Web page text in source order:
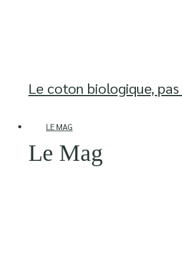
Le coton biologique,
LE MAG
Le Mag